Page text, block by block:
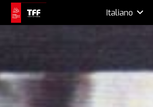
Italiano